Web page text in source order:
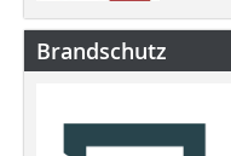
Brandschutz